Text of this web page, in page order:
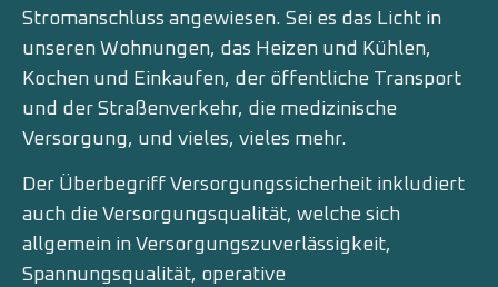
Stromanschluss angewiesen. Sei es das Licht in
unseren Wohnungen, das Heizen und Kühlen,
Kochen und Einkaufen, der öffentliche Transport
und der Straßenverkehr, die medizinische
Versorgung, und vieles, vieles mehr.
Der Überbegriff Versorgungssicherheit inkludiert
auch die Versorgungsqualität, welche sich
allgemein in Versorgungszuverlässigkeit,
Spannungsqualität, operative